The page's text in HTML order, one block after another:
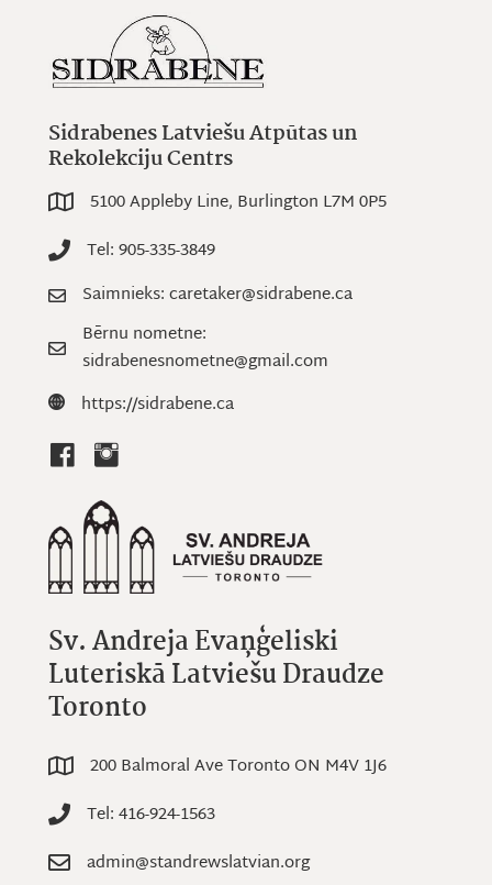
Sv. Andreja Evaņģeliski
Luteriskā Latviešu Draudze
Toronto
200 Balmoral Ave Toronto ON M4V 1J6
200 Balmoral Ave Toronto ON M4V 1J6
Tel: 416-924-1563
Tel: 416-924-1563
Email: admin@standrewslatvian.org
admin@standrewslatvian.org
Sidrabenes Latviešu Atpūtas un
Rekolekciju Centrs
5100 Appleby Line, Burlington L7M 0P5
5100 Appleby Line, Burlington L7M 0P5
Tel: 905-335-3849
Tel: 905-335-3849
Saimnieks: caretaker@sidrabene.ca
Saimnieks: caretaker@sidrabene.ca
Bērnu nometne: sidrabenesnometne@gmail.com
Bērnu nometne:
sidrabenesnometne@gmail.com
Website: https://sidrabene.ca
https://sidrabene.ca